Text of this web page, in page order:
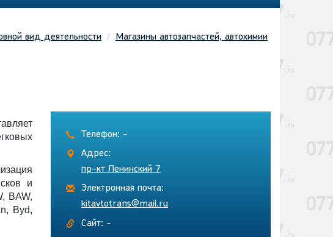
вид деятельности Магазины автозапчастей, автохимии
и
BAW,
Byd,
Телефон: -
Адрес:
пр-кт Ленинский 7
Электронная почта:
kitavtotrans@mail.ru
Сайт: -